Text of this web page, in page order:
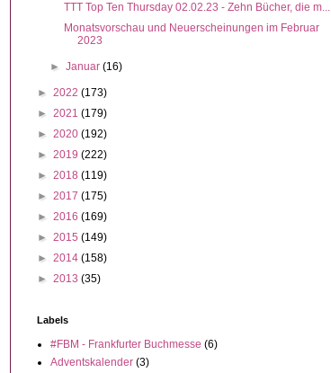
TTT Top Ten Thursday 02.02.23 - Zehn Bücher, die m...
Monatsvorschau und Neuerscheinungen im Februar
2023
►Januar(16)
► 2022 (173)
► 2021 (179)
► 2020 (192)
► 2019 (222)
► 2018 (119)
► 2017 (175)
► 2016 (169)
► 2015 (149)
► 2014 (158)
► 2013 (35)
Labels
#FBM - Frankfurter Buchmesse (6)
Adventskalender (3)